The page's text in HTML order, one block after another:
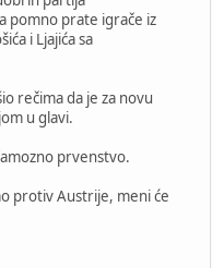
pomno prate igrače iz
i Ljajića sa
rečima da je za novu
u glavi.
prvenstvo.
protiv Austrije, meni će